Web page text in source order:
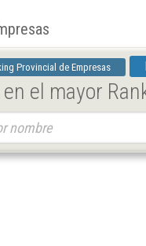
Provincial de Empresas
el mayor